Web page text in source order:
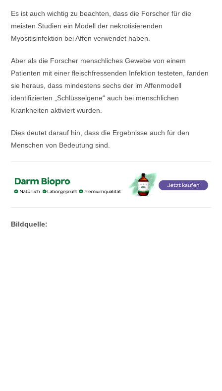
Es ist auch wichtig zu beachten, dass die Forscher für die
meisten Studien ein Modell der nekrotisierenden
Myositisinfektion bei Affen verwendet haben.
Aber als die Forscher menschliches Gewebe von einem
Patienten mit einer fleischfressenden Infektion testeten, fanden
sie heraus, dass mindestens sechs der im Affenmodell
identifizierten „Schlüsselgene“ auch bei menschlichen
Krankheiten aktiviert wurden.
Dies deutet darauf hin, dass die Ergebnisse auch für den
Menschen von Bedeutung sind.
Bildquelle: